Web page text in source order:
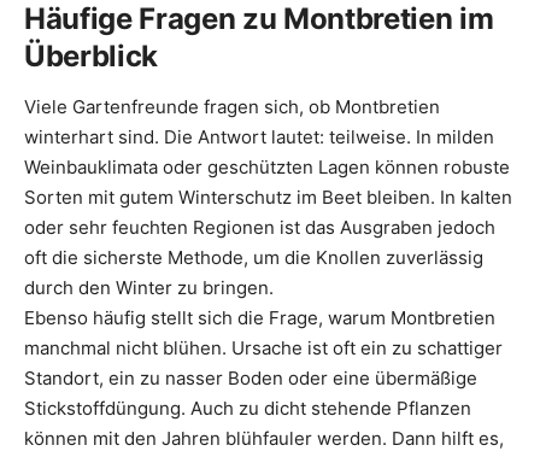
Häufige Fragen zu Montbretien im
Überblick
Viele Gartenfreunde fragen sich, ob Montbretien
winterhart sind. Die Antwort lautet: teilweise. In milden
Weinbauklimata oder geschützten Lagen können robuste
Sorten mit gutem Winterschutz im Beet bleiben. In kalten
oder sehr feuchten Regionen ist das Ausgraben jedoch
oft die sicherste Methode, um die Knollen zuverlässig
durch den Winter zu bringen.
Ebenso häufig stellt sich die Frage, warum Montbretien
manchmal nicht blühen. Ursache ist oft ein zu schattiger
Standort, ein zu nasser Boden oder eine übermäßige
Stickstoffdüngung. Auch zu dicht stehende Pflanzen
können mit den Jahren blühfauler werden. Dann hilft es,